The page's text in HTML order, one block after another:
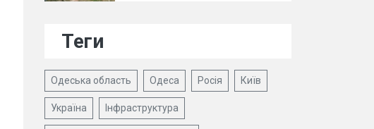
Теги
Одеська область Одеса Росія Київ
Україна Інфраструктура